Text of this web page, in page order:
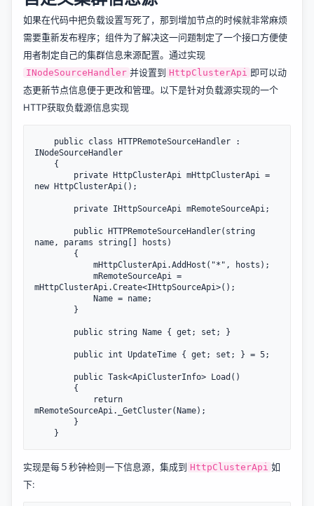
如果在代码中把负载设置写死了，那到增加节点的时候就非常麻烦
需要重新发布程序；组件为了解决这一问题制定了一个接口方便使
用者制定自己的集群信息来源配置。通过实现
INodeSourceHandler 并设置到 HttpClusterApi 即可以动
态更新节点信息便于更改和管理。以下是针对负载源实现的一个
HTTP获取负载源信息实现
INodeSourceHandler
new HttpClusterApi();
name, params string[] hosts)
mHttpClusterApi.Create<IHttpSourceApi>();
mRemoteSourceApi._GetCluster(Name);
实现是每５秒钟检则一下信息源，集成到 HttpClusterApi 如
下: